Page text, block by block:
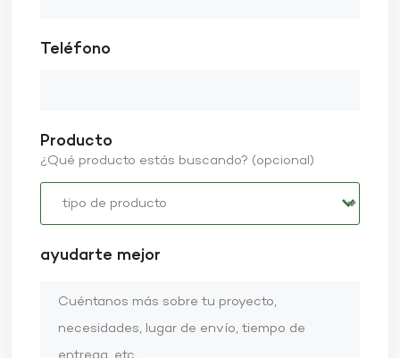
Teléfono
Producto
¿Qué producto estás buscando? (opcional)
ayudarte mejor